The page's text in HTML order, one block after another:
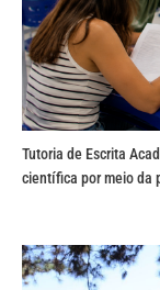
Tutoria de Escrita
científica por meio da